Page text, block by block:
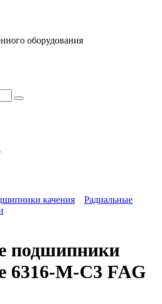
оборудования
качения
Радиальные
подшипники
6316-M-C3 FAG